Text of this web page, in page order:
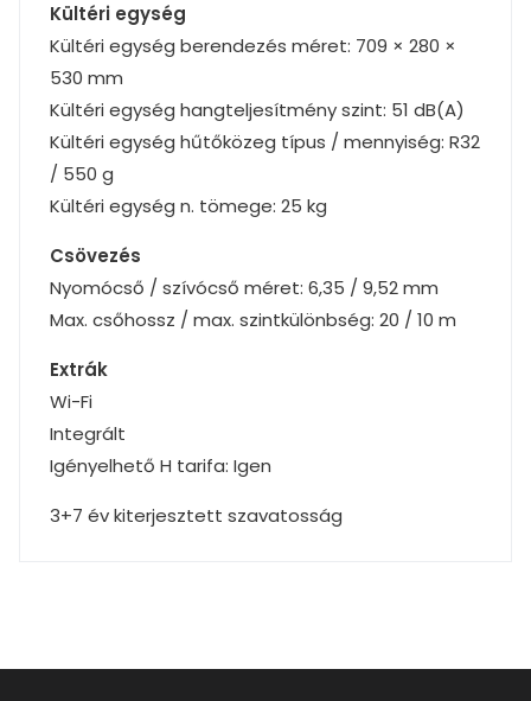
Kültéri egység
Kültéri egység berendezés méret: 709 × 280 ×
530 mm
Kültéri egység hangteljesítmény szint: 51 dB(A)
Kültéri egység hűtőközeg típus / mennyiség: R32
/ 550 g
Kültéri egység n. tömege: 25 kg
Csövezés
Nyomócső / szívócső méret: 6,35 / 9,52 mm
Max. csőhossz / max. szintkülönbség: 20 / 10 m
Extrák
Wi-Fi
Integrált
Igényelhető H tarifa: Igen
3+7 év kiterjesztett szavatosság